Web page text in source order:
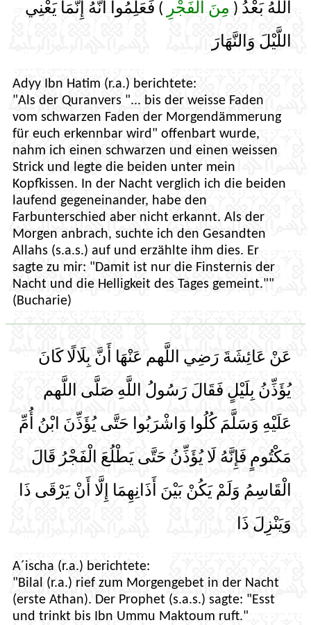
اللَّهُ بَعْدُ ( مِنَ الْفَجْرِ ) فَعَلِمُوا أَنَّهُ إِنَّمَا يَعْنِي
اللَّيْلَ وَالنَّهَارَ
Adyy Ibn Hatim (r.a.) berichtete:
"Als der Quranvers "... bis der weisse Faden
vom schwarzen Faden der Morgendämmerung
für euch erkennbar wird" offenbart wurde,
nahm ich einen schwarzen und einen weissen
Strick und legte die beiden unter mein
Kopfkissen. In der Nacht verglich ich die beiden
laufend gegeneinander, habe den
Farbunterschied aber nicht erkannt. Als der
Morgen anbrach, suchte ich den Gesandten
Allahs (s.a.s.) auf und erzählte ihm dies. Er
sagte zu mir: "Damit ist nur die Finsternis der
Nacht und die Helligkeit des Tages gemeint.""
(Bucharie)
عَنْ عَائِشَةَ رَضِي اللَّهم عَنْهَا أَنَّ بِلَالًا كَانَ
يُؤَذِّنُ بِلَيْلٍ فَقَالَ رَسُولُ اللَّهِ صَلَّى اللَّهم
عَلَيْهِ وَسَلَّمَ كُلُوا وَاشْرَبُوا حَتَّى يُؤَذِّنَ ابْنُ أُمِّ
مَكْتُومٍ فَإِنَّهُ لَا يُؤَذِّنُ حَتَّى يَطْلُعَ الْفَجْرُ قَالَ
الْقَاسِمُ وَلَمْ يَكُنْ بَيْنَ أَذَانِهِمَا إِلَّا أَنْ يَرْقَى ذَا
وَيَنْزِلَ ذَا
A´ischa (r.a.) berichtete:
"Bilal (r.a.) rief zum Morgengebet in der Nacht
(erste Athan). Der Prophet (s.a.s.) sagte: "Esst
und trinkt bis Ibn Ummu Maktoum ruft."